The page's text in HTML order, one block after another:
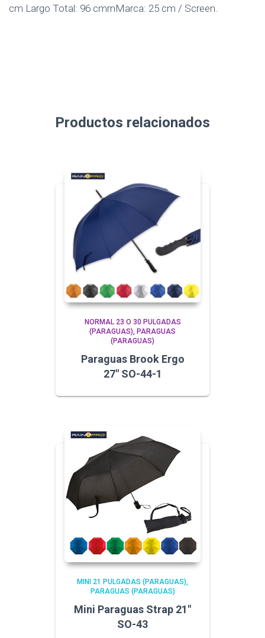
cm Largo Total: 96 cmrnMarca: 25 cm / Screen.
Productos relacionados
NORMAL 23 O 30 PULGADAS
(PARAGUAS)
PARAGUAS
(PARAGUAS)
Paraguas Brook Ergo
27″ SO-44-1
MINI 21 PULGADAS (PARAGUAS)
PARAGUAS (PARAGUAS)
Mini Paraguas Strap 21″
SO-43